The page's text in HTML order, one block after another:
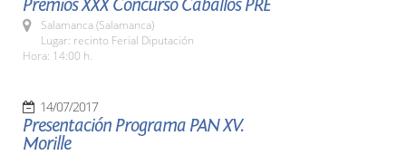
Premios XXX Concurso Caballos PRE
Salamanca (Salamanca)
Lugar: recinto Ferial Diputación
Hora: 14:00 h.
14/07/2017
Presentación Programa PAN XV.
Morille